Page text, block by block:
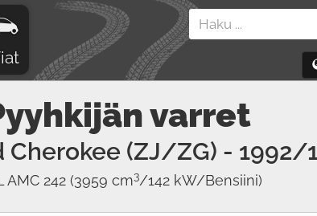
varret
Cherokee (ZJ/ZG) - 1992/
AMC 242 (3959 cm3/142 kW/Bensiini)